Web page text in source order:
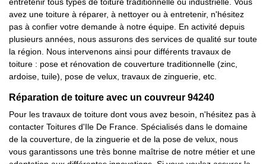
avez une toiture à réparer, à nettoyer ou à entretenir, n'hésitez
pas à confier votre demande à notre équipe. En activité depuis
plusieurs années, nous assurons des services de qualité sur toute
la région. Nous intervenons ainsi pour différents travaux de
toiture : pose et rénovation de couverture traditionnelle (zinc,
ardoise, tuile), pose de velux, travaux de zinguerie, etc.
Réparation de toiture avec un couvreur 94240
Pour les travaux de toiture dont vous avez besoin, n'hésitez pas à
contacter Toitures d'Ile De France. Spécialisés dans le domaine
de la couverture, de la zinguerie et de la pose de velux, nous
vous garantissons une très bonne maîtrise de notre métier et une